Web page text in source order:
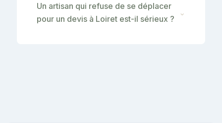
Un artisan qui refuse de se déplacer
pour un devis à Loiret est-il sérieux ?
⌄